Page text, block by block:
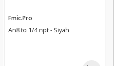
Fmic.Pro
An8 to 1/4 npt - Siyah